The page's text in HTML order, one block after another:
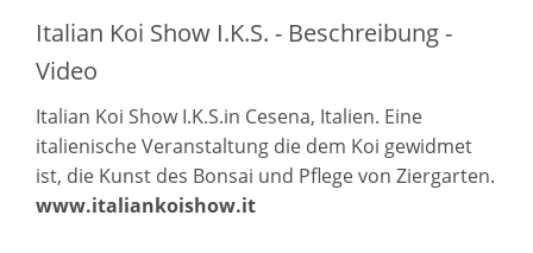
Italian Koi Show I.K.S. - Beschreibung -
Video
Italian Koi Show I.K.S.in Cesena, Italien. Eine
italienische Veranstaltung die dem Koi gewidmet
ist, die Kunst des Bonsai und Pflege von Ziergarten.
www.italiankoishow.it